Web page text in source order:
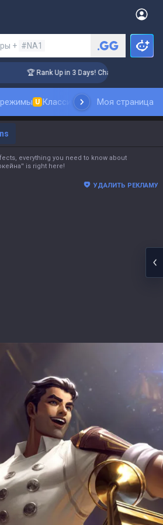
+ #NA1
🏆 Rank Up in 3 Days! Challenger Coaching
U Классика N Рейтинг скинов
Моя страница
everything you need to know about
is right here!
УДАЛИТЬ РЕКЛАМУ